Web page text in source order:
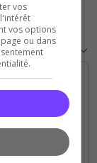
vos
vos options
ou dans